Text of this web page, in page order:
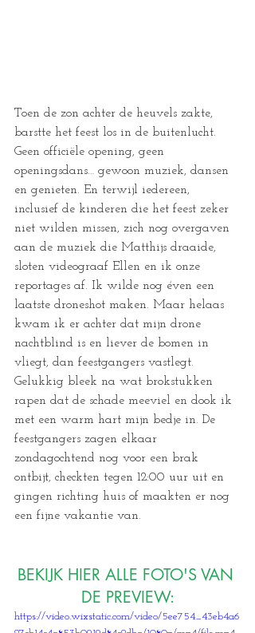
Toen de zon achter de heuvels zakte,
barstte het feest los in de buitenlucht.
Geen officiële opening, geen
openingsdans… gewoon muziek, dansen
en genieten. En terwijl iedereen,
inclusief de kinderen die het feest zeker
niet wilden missen, zich nog overgaven
aan de muziek die Matthijs draaide,
sloten videograaf Ellen en ik onze
reportages af. Ik wilde nog éven een
laatste droneshot maken. Maar helaas
kwam ik er achter dat mijn drone
nachtblind is en liever de bomen in
vliegt, dan feestgangers vastlegt.
Gelukkig bleek na wat brokstukken
rapen dat de schade meeviel en dook ik
met een warm hart mijn bedje in. De
feestgangers zagen elkaar
zondagochtend nog voor een brak
ontbijt, checkten tegen 12:00 uur uit en
gingen richting huis of maakten er nog
een fijne vakantie van.
BEKIJK HIER ALLE FOTO'S VAN
DE PREVIEW:
https://video.wixstatic.com/video/5ee754_43eb4a6